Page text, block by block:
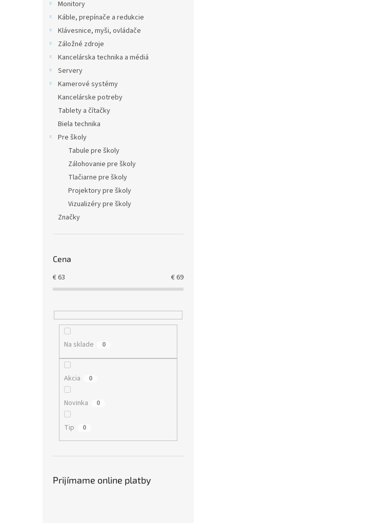
Monitory
Káble, prepínače a redukcie
Klávesnice, myši, ovládače
Záložné zdroje
Kancelárska technika a médiá
Servery
Kamerové systémy
Kancelárske potreby
Tablety a čítačky
Biela technika
Pre školy
Tabule pre školy
Zálohovanie pre školy
Tlačiarne pre školy
Projektory pre školy
Vizualizéry pre školy
Značky
Cena
€63 €69
Na sklade 0
Akcia 0
Novinka 0
Tip 0
Prijímame online platby